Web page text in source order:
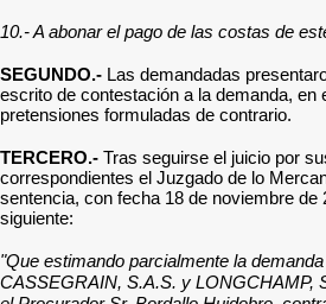
10.- A abonar el pago de las costas de
SEGUNDO.- Las demandadas
escrito de contestación a la demanda, en
pretensiones formuladas de contrario.
TERCERO.- Tras seguirse el juicio por
correspondientes el Juzgado de lo
sentencia, con fecha 18 de noviembre de
siguiente:
"Que estimando parcialmente la
CASSEGRAIN, S.A.S. y LONGCHAMP,